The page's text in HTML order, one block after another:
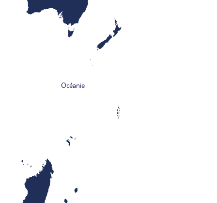
Océanie